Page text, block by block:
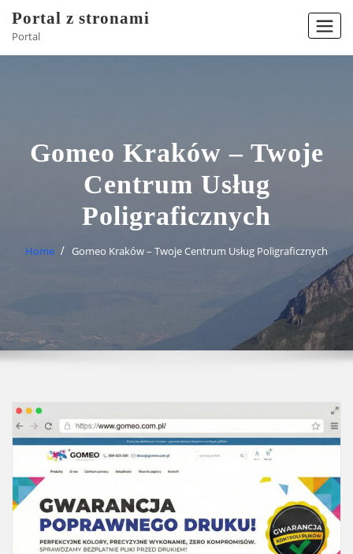
content
Portal z stronami
Portal
Gomeo Kraków – Twoje
Centrum Usług
Poligraficznych
Home Gomeo Kraków – Twoje Centrum Usług Poligraficznych